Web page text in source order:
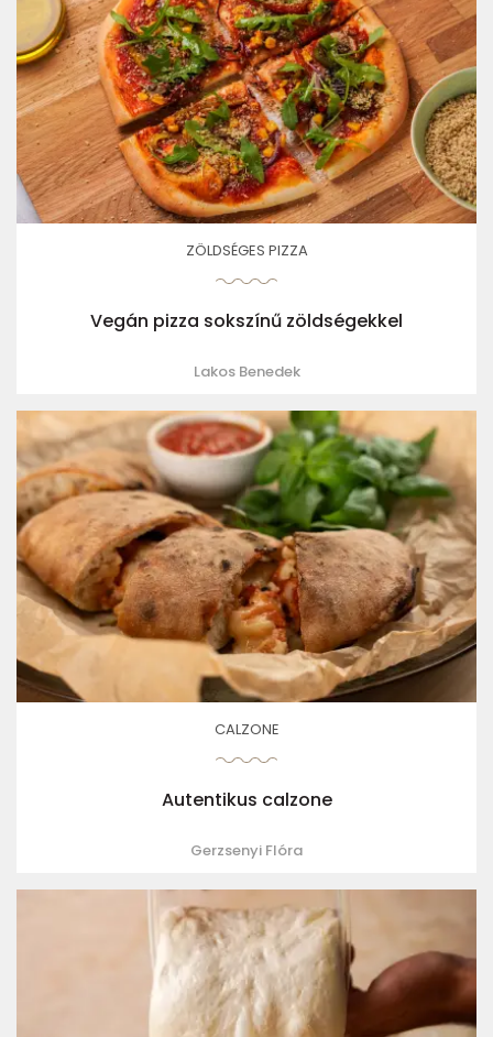
ZÖLDSÉGES PIZZA
Vegán pizza sokszínű zöldségekkel
Lakos Benedek
CALZONE
Autentikus calzone
Gerzsenyi Flóra